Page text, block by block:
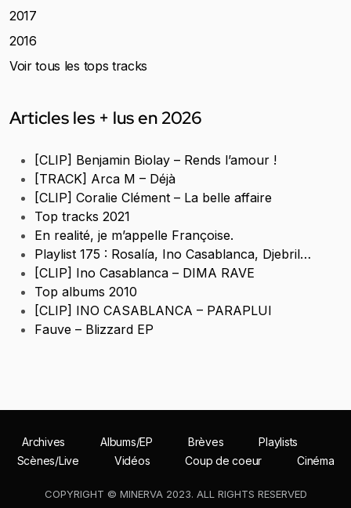
2017
2016
Voir tous les tops tracks
Articles les + lus en 2026
[CLIP] Benjamin Biolay – Rends l’amour !
[TRACK] Arca M – Déjà
[CLIP] Coralie Clément – La belle affaire
Top tracks 2021
En realité, je m’appelle Françoise.
Playlist 175 : Rosalía, Ino Casablanca, Djebril…
[CLIP] Ino Casablanca – DIMA RAVE
Top albums 2010
[CLIP] INO CASABLANCA – PARAPLUI
Fauve – Blizzard EP
Archives Albums/EP Brèves
Playlists
Scènes/Live
Vidéos Coup de coeur Cinéma
COPYRIGHT © MINERVA 2023. ALL RIGHTS RESERVED